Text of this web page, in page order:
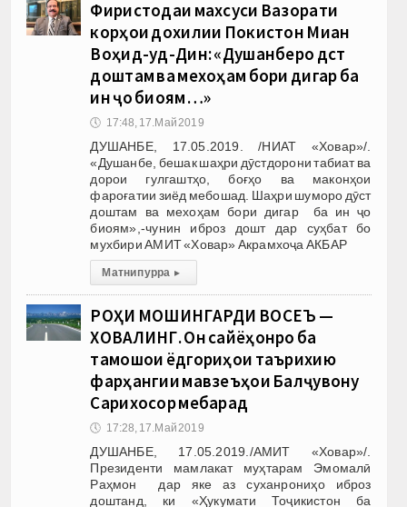
Фиристодаи махсуси Вазорати
корҳои дохилии Покистон Миан
Воҳид-уд-Дин: «Душанберо дӯст
доштам ва мехоҳам бори дигар ба
ин ҷо биоям…»
🕔 17:48, 17.Май 2019
ДУШАНБЕ, 17.05.2019. /НИАТ «Ховар»/.
«Душанбе, бешак шаҳри дӯстдорони табиат ва
дорои гулгаштҳо, боғҳо ва маконҳои
фароғатии зиёд мебошад. Шаҳри шуморо дӯст
доштам ва мехоҳам бори дигар ба ин ҷо
биоям»,-чунин иброз дошт дар суҳбат бо
мухбири АМИТ «Ховар» Акрамхоҷа АКБАР
Матни пурра ▸
РОҲИ МОШИНГАРДИ ВОСЕЪ —
ХОВАЛИНГ. Он сайёҳонро ба
тамошои ёдгориҳои таърихию
фарҳангии мавзеъҳои Балҷувону
Сарихосор мебарад
🕔 17:28, 17.Май 2019
ДУШАНБЕ, 17.05.2019./АМИТ «Ховар»/.
Президенти мамлакат муҳтарам Эмомалӣ
Раҳмон дар яке аз суханрониҳо иброз
доштанд, ки «Ҳукумати Тоҷикистон ба